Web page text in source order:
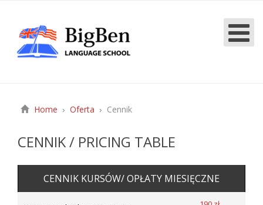
Home Oferta Cennik
CENNIK / PRICING TABLE
CENNIK KURSÓW/ OPŁATY MIESIĘCZNE